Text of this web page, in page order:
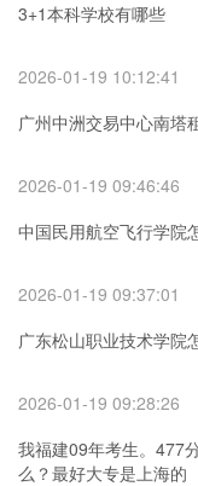
3+1本科学校有哪些
2026-01-19 10:12:41
广州中洲交易中心南塔
2026-01-19 09:46:46
中国民用航空飞行学院
2026-01-19 09:37:01
广东松山职业技术学院
2026-01-19 09:28:26
我福建09年考生。477
么？最好大专是上海的